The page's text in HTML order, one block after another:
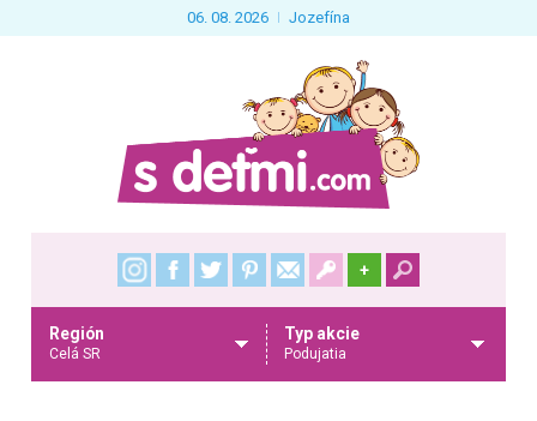
06. 08. 2026 Jozefína
+
Región
Celá SR
Typ akcie
Podujatia